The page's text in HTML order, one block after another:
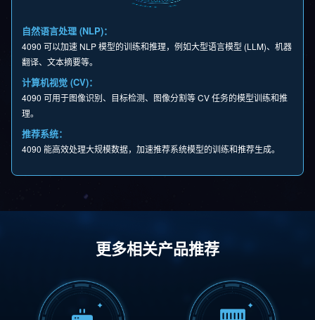
自然语言处理 (NLP)：
4090 可以加速 NLP 模型的训练和推理，例如大型语言模型 (LLM)、机器
翻译、文本摘要等。
计算机视觉 (CV)：
4090 可用于图像识别、目标检测、图像分割等 CV 任务的模型训练和推
理。
推荐系统：
4090 能高效处理大规模数据，加速推荐系统模型的训练和推荐生成。
更多相关产品推荐